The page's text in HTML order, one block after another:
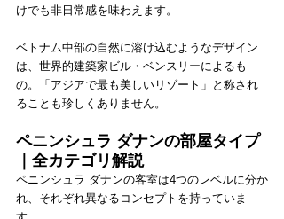
けでも非日常感を味わえます。
ベトナム中部の自然に溶け込むようなデザイン
は、世界的建築家ビル・ベンスリーによるも
の。「アジアで最も美しいリゾート」と称され
ることも珍しくありません。
ペニンシュラ ダナンの部屋タイプ
｜全カテゴリ解説
ペニンシュラ ダナンの客室は4つのレベルに分か
れ、それぞれ異なるコンセプトを持っていま